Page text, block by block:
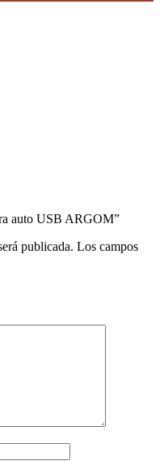
auto USB ARGOM”
publicada. Los campos